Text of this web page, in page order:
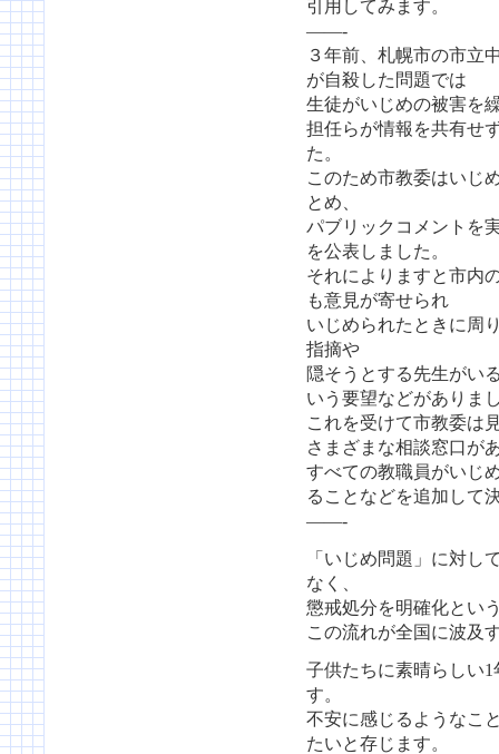
引用してみます。
——-
３年前、札幌市の市立
が自殺した問題では
生徒がいじめの被害を
担任らが情報を共有せ
た。
このため市教委はいじ
とめ、
パブリックコメントを
を公表しました。
それによりますと市内
も意見が寄せられ
いじめられたときに周
指摘や
隠そうとする先生がい
いう要望などがありま
これを受けて市教委は
さまざまな相談窓口が
すべての教職員がいじ
ることなどを追加して
——-
「いじめ問題」に対し
なく、
懲戒処分を明確化とい
この流れが全国に波及
子供たちに素晴らしい
す。
不安に感じるようなこ
たいと存じます。